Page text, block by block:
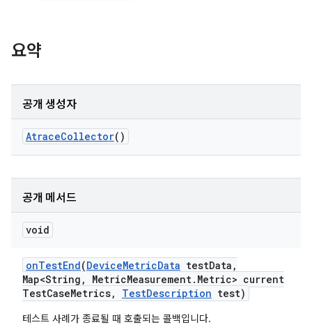
요약
공개 생성자
AtraceCollector()
공개 메서드
void
onTestEnd(DeviceMetricData testData ,
Map<String , MetricMeasurement. Metric> current
TestCaseMetrics, TestDescription test)
테스트 사례가 종료될 때 호출되는 콜백입니다.